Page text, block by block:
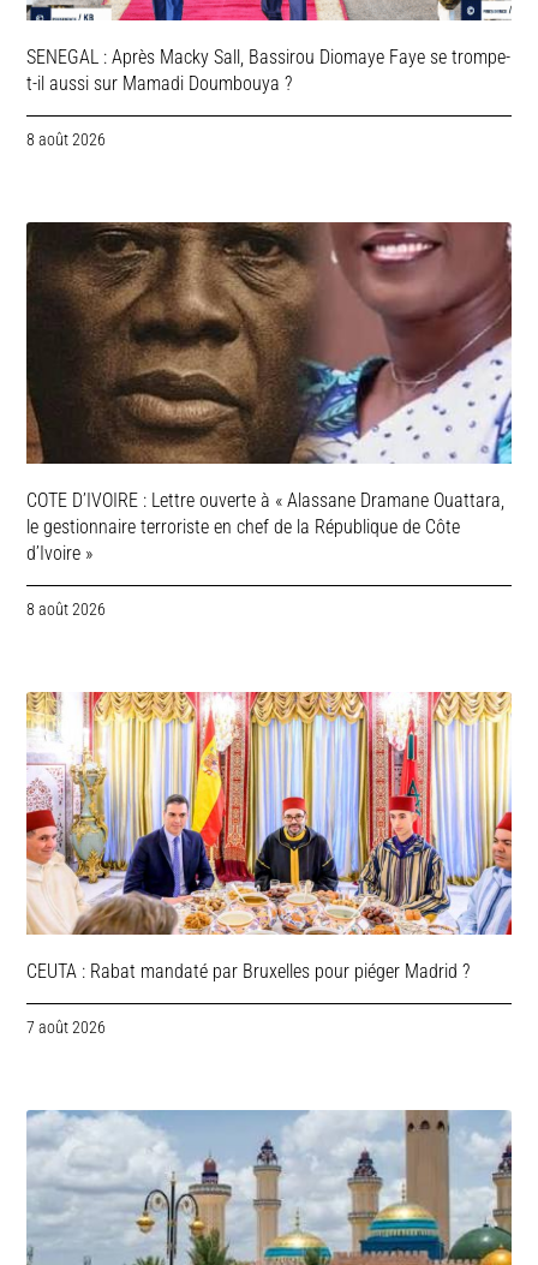
SENEGAL : Après Macky Sall, Bassirou Diomaye Faye se trompe-
t-il aussi sur Mamadi Doumbouya ?
8 août 2026
COTE D’IVOIRE : Lettre ouverte à « Alassane Dramane Ouattara,
le gestionnaire terroriste en chef de la République de Côte
d’Ivoire »
8 août 2026
CEUTA : Rabat mandaté par Bruxelles pour piéger Madrid ?
7 août 2026